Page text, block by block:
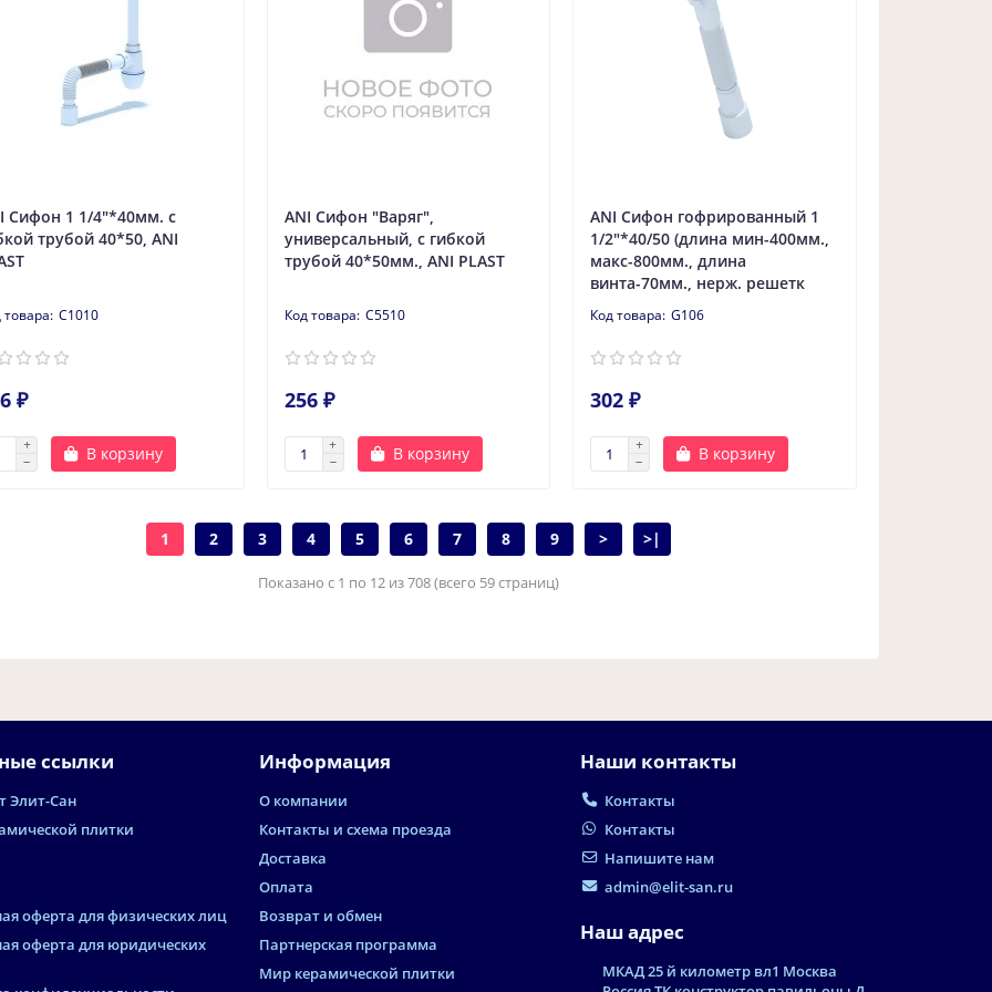
Сифон 1 1/4"*40мм. c
трубой 40*50, ANI
C1010
₽
В корзину
ANI Сифон "Варяг",
универсальный, с гибкой
трубой 40*50мм., ANI PLAST
C5510
256 ₽
В корзину
ANI Сифон гофрированный 1
1/2"*40/50 (длина мин-400мм.,
макс-800мм., длина
винта-70мм., нерж. решетк
G106
302 ₽
В корзину
1 2 3 4 5 6 7 8 9 > >|
Показано с 1 по 12 из 708 (всего 59 страниц)
ссылки
Элит-Сан
плитки
оферта для физических лиц
оферта для юридических
Информация
О компании
Контакты и схема проезда
Доставка
Оплата
Возврат и обмен
Партнерская программа
Мир керамической плитки
Наши контакты
Контакты
Контакты
Напишите нам
admin@elit-san.ru
Наш адрес
МКАД 25 й километр вл1 Москва